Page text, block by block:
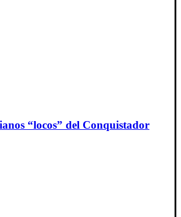
“locos” del Conquistador